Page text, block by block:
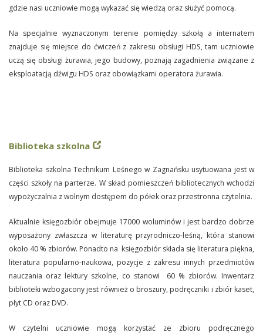
gdzie nasi uczniowie mogą wykazać się wiedzą oraz służyć pomocą.
Na specjalnie wyznaczonym terenie pomiędzy szkołą a internatem
znajduje się miejsce do ćwiczeń z zakresu obsługi HDS, tam uczniowie
uczą się obsługi żurawia, jego budowy, poznają zagadnienia związane z
eksploatacją dźwigu HDS oraz obowiązkami operatora żurawia.
Biblioteka szkolna
Biblioteka szkolna Technikum Leśnego w Zagnańsku usytuowana jest w
części szkoły na parterze. W skład pomieszczeń bibliotecznych wchodzi
wypożyczalnia z wolnym dostępem do półek oraz przestronna czytelnia.
Aktualnie księgozbiór obejmuje 17000 woluminów i jest bardzo dobrze
wyposażony zwłaszcza w literaturę przyrodniczo-leśną, która stanowi
około 40 % zbiorów. Ponadto na księgozbiór składa się literatura piękna,
literatura popularno-naukowa, pozycje z zakresu innych przedmiotów
nauczania oraz lektury szkolne, co stanowi 60 % zbiorów. Inwentarz
biblioteki wzbogacony jest również o broszury, podręczniki i zbiór kaset,
płyt CD oraz DVD.
W czytelni uczniowie mogą korzystać ze zbioru podręcznego